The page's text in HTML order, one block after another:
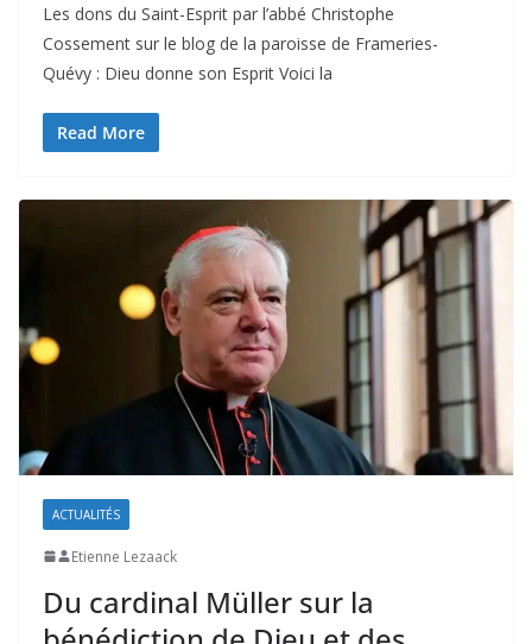
Les dons du Saint-Esprit par l’abbé Christophe
Cossement sur le blog de la paroisse de Frameries-
Quévy : Dieu donne son Esprit Voici la
Read More
ACTUALITÉS
Etienne Lezaack
Du cardinal Müller sur la